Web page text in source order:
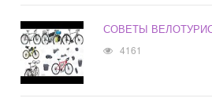
СОВЕТЫ
4161